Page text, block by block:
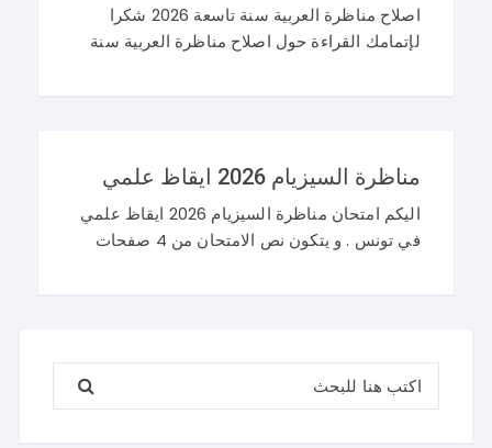
اصلاح مناظرة العربية سنة تاسعة 2026 شكرا
لإتمامك القراءة حول اصلاح مناظرة العربية سنة
مناظرة السيزيام 2026 ايقاظ علمي
اليكم امتحان مناظرة السيزيام 2026 ايقاظ علمي
في تونس . و يتكون نص الامتحان من 4 صفحات
البحث عن: